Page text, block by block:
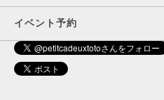
イベント予約